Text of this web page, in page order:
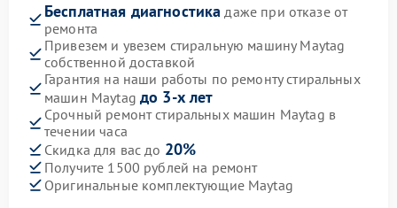
Бесплатная диагностика даже при отказе от
ремонта
Привезем и увезем стиральную машину Maytag
собственной доставкой
Гарантия на наши работы по ремонту стиральных
машин Maytag до 3-х лет
Срочный ремонт стиральных машин Maytag в
течении часа
Скидка для вас до 20%
Получите 1500 рублей на ремонт
Оригинальные комплектующие Maytag